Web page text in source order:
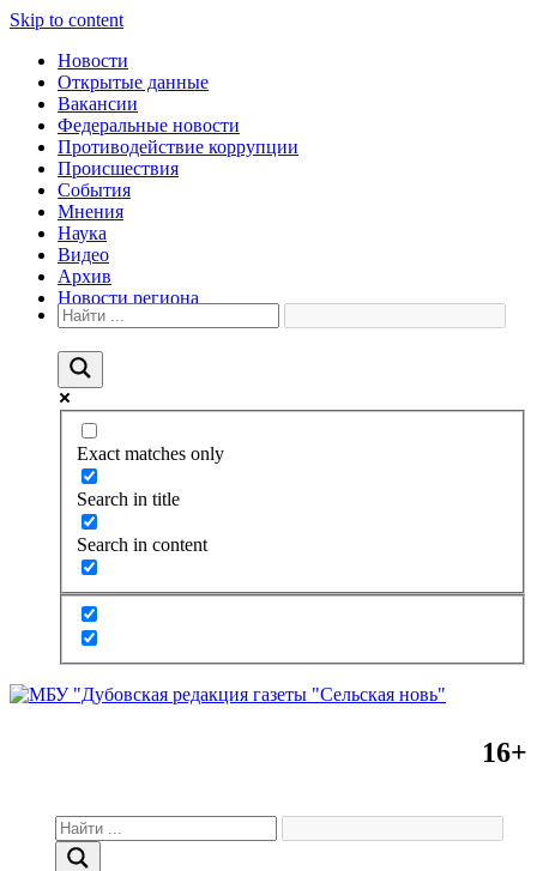
Skip to content
Новости
Открытые данные
Вакансии
Федеральные новости
Противодействие коррупции
Происшествия
События
Мнения
Наука
Видео
Архив
Новости региона
Exact matches only
Search in title
Search in content
16+